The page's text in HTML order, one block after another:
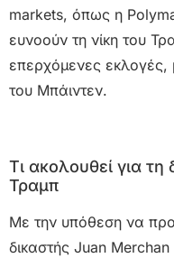
markets, όπως η
ευνοούν τη νίκη του
επερχόμενες εκλογές,
του Μπάιντεν.
Τι ακολουθεί για τη
Τραμπ
Με την υπόθεση να
δικαστής Juan